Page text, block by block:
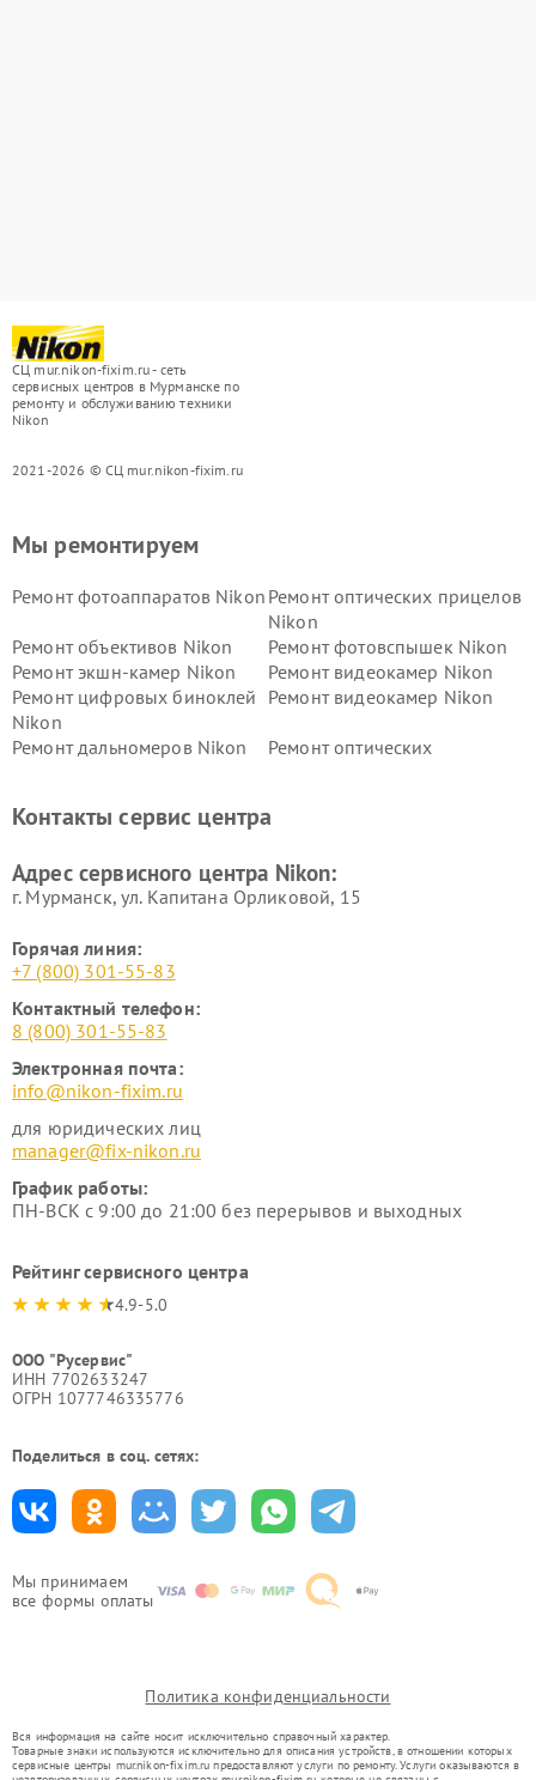
СЦ mur.nikon-fixim.ru - сеть
сервисных центров в Мурманске по
ремонту и обслуживанию техники
Nikon
2021-2026 © СЦ mur.nikon-fixim.ru
Мы принимаем
все формы оплаты
Мы ремонтируем
Ремонт фотоаппаратов Nikon Ремонт оптических прицелов
Nikon
Ремонт объективов Nikon
Ремонт фотовспышек Nikon
Ремонт экшн-камер Nikon
Ремонт видеокамер Nikon
Ремонт цифровых биноклей
Nikon
Ремонт видеокамер Nikon
Ремонт дальномеров Nikon
Ремонт оптических
Контакты сервис центра
Адрес сервисного центра Nikon:
г. Мурманск, ул. Капитана Орликовой, 15
Горячая линия:
+7 (800) 301-55-83
Контактный телефон:
8 (800) 301-55-83
Электронная почта:
info@nikon-fixim.ru
для юридических лиц
manager@fix-nikon.ru
График работы:
ПН-ВСК с 9:00 до 21:00 без перерывов и выходных
Рейтинг сервисного центра
4.9-5.0
ООО "Русервис"
ИНН 7702633247
ОГРН 1077746335776
Поделиться в соц. сетях:
Политика конфиденциальности
Вся информация на сайте носит исключительно справочный характер.
Товарные знаки используются исключительно для описания устройств, в отношении которых
сервисные центры mur.nikon-fixim.ru предоставляют услуги по ремонту. Услуги оказываются в